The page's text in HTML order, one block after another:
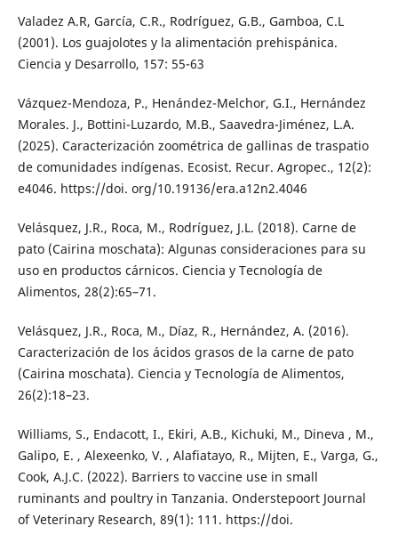
Valadez A.R, García, C.R., Rodríguez, G.B., Gamboa, C.L
(2001). Los guajolotes y la alimentación prehispánica.
Ciencia y Desarrollo, 157: 55-63
Vázquez-Mendoza, P., Henández-Melchor, G.I., Hernández
Morales. J., Bottini-Luzardo, M.B., Saavedra-Jiménez, L.A.
(2025). Caracterización zoométrica de gallinas de traspatio
de comunidades indígenas. Ecosist. Recur. Agropec., 12(2):
e4046. https://doi. org/10.19136/era.a12n2.4046
Velásquez, J.R., Roca, M., Rodríguez, J.L. (2018). Carne de
pato (Cairina moschata): Algunas consideraciones para su
uso en productos cárnicos. Ciencia y Tecnología de
Alimentos, 28(2):65–71.
Velásquez, J.R., Roca, M., Díaz, R., Hernández, A. (2016).
Caracterización de los ácidos grasos de la carne de pato
(Cairina moschata). Ciencia y Tecnología de Alimentos,
26(2):18–23.
Williams, S., Endacott, I., Ekiri, A.B., Kichuki, M., Dineva , M.,
Galipo, E. , Alexeenko, V. , Alafiatayo, R., Mijten, E., Varga, G.,
Cook, A.J.C. (2022). Barriers to vaccine use in small
ruminants and poultry in Tanzania. Onderstepoort Journal
of Veterinary Research, 89(1): 111. https://doi.